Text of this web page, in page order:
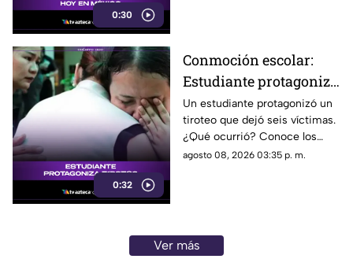
0:30
0:32
Conmoción escolar:
Estudiante protagoniza
t1r0t30 con seis
víctimas
Un estudiante protagonizó un
tiroteo que dejó seis víctimas.
¿Qué ocurrió? Conoce los
detalles de esta tragedia.
agosto 08, 2026 03:35 p. m.
Ver más